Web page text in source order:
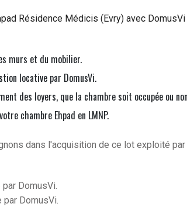
Résidence Médicis (Evry) avec DomusVi
murs et du mobilier.
locative par DomusVi.
des loyers, que la chambre soit occupée ou
chambre Ehpad en LMNP.
dans l'acquisition de ce lot exploité par
DomusVi.
DomusVi.